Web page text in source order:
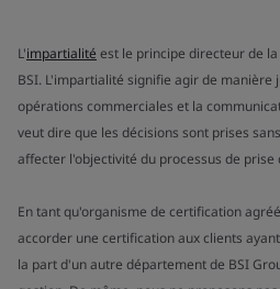
L'impartialité est le principe directeur de
BSI. L'impartialité signifie agir de manière
opérations commerciales et la
veut dire que les décisions sont prises
affecter l'objectivité du processus de prise
En tant qu'organisme de certification
accorder une certification aux clients
la part d'un autre département de BSI